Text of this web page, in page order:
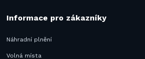
Informace pro zákazníky
Náhradní plnění
Volná místa